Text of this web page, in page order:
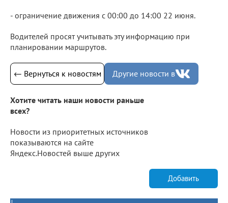
- ограничение движения с 00:00 до 14:00 22 июня.
Водителей просят учитывать эту информацию при
планировании маршрутов.
← Вернуться к новостям Другие новости в
Хотите читать наши новости раньше
всех?
Новости из приоритетных источников
показываются на сайте
Яндекс.Новостей выше других
Добавить